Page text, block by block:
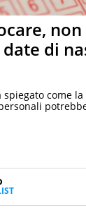
non
di
come
Master in